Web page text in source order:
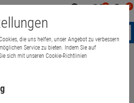
0 0
die uns helfen, unser Angebot zu verbessern
Service zu bieten. Indem Sie auf
sich mit unseren Cookie-Richtlinien